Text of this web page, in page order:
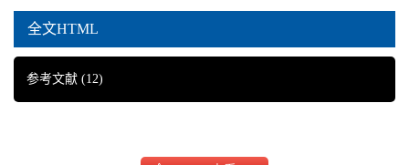
全文HTML
参考文献 (12)